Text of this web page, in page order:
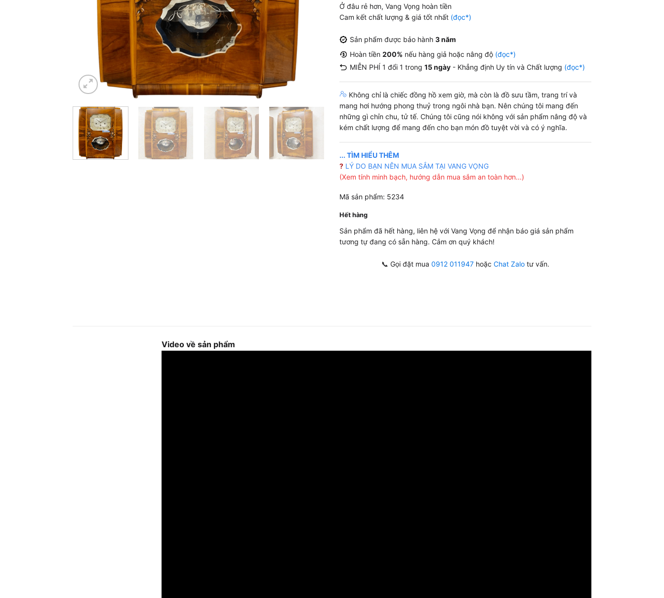
Ở đâu rẻ hơn, Vang Vọng hoàn tiền
Cam kết chất lượng & giá tốt nhất (đọc*)
Sản phẩm được bảo hành 3 năm
Hoàn tiền 200% nếu hàng giả hoặc nâng độ (đọc*)
MIỄN PHÍ 1 đổi 1 trong 15 ngày - Khẳng định Uy tín và Chất lượng (đọc*)
Không chỉ là chiếc đồng hồ xem giờ, mà còn là đồ sưu tầm, trang trí và
mang hơi hướng phong thuỷ trong ngôi nhà bạn. Nên chúng tôi mang đến
những gì chỉn chu, tử tế. Chúng tôi cũng nói không với sản phẩm nâng độ và
kém chất lượng để mang đến cho bạn món đồ tuyệt vời và có ý nghĩa.
... TÌM HIỂU THÊM
? LÝ DO BẠN NÊN MUA SẮM TẠI VANG VỌNG
(Xem tính minh bạch, hướng dẫn mua sắm an toàn hơn...)
Mã sản phẩm: 5234
Hết hàng
Sản phẩm đã hết hàng, liên hệ với Vang Vọng để nhận báo giá sản phẩm
tương tự đang có sẵn hàng. Cảm ơn quý khách!
📞 Gọi đặt mua 0912 011947 hoặc Chat Zalo tư vấn.
Video về sản phẩm